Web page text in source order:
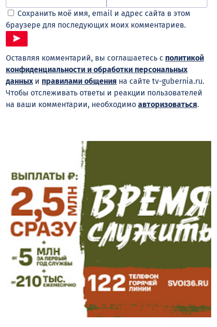
Сохранить моё имя, email и адрес сайта в этом
браузере для последующих моих комментариев.
Оставляя комментарий, вы соглашаетесь с политикой
конфиденциальности и обработки персональных
данныхи правилами общения на сайте tv-gubernia.ru.
Чтобы отслеживать ответы и реакции пользователей
на ваши комментарии, необходимо авторизоваться.